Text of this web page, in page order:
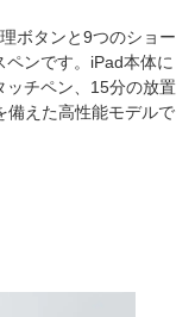
ボタンと9つのショー
ペンです。iPad本体に
ッチペン、15分の放置
備えた高性能モデルで